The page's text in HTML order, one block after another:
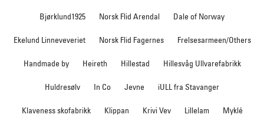
Bjørklund1925 Norsk Flid Arendal Dale of Norway
Ekelund Linneveveriet Norsk Flid Fagernes Frelsesarmeen/Others
Handmade by Heireth Hillestad Hillesvåg Ullvarefabrikk
Huldresølv In Co Jevne iULL fra Stavanger
Klaveness skofabrikk Klippan Krivi Vev Lillelam Myklé